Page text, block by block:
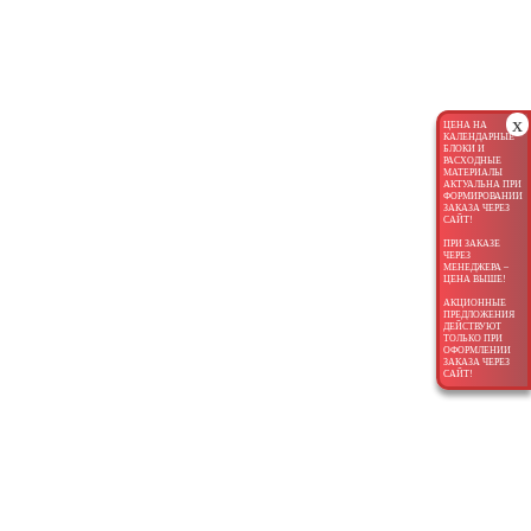
x
ЦЕНА НА
КАЛЕНДАРНЫЕ
БЛОКИ И
РАСХОДНЫЕ
МАТЕРИАЛЫ
АКТУАЛЬНА ПРИ
ФОРМИРОВАНИИ
ЗАКАЗА ЧЕРЕЗ
САЙТ!
ПРИ ЗАКАЗЕ
ЧЕРЕЗ
МЕНЕДЖЕРА –
ЦЕНА ВЫШЕ!
АКЦИОННЫЕ
ПРЕДЛОЖЕНИЯ
ДЕЙСТВУЮТ
ТОЛЬКО ПРИ
ОФОРМЛЕНИИ
ЗАКАЗА ЧЕРЕЗ
САЙТ!